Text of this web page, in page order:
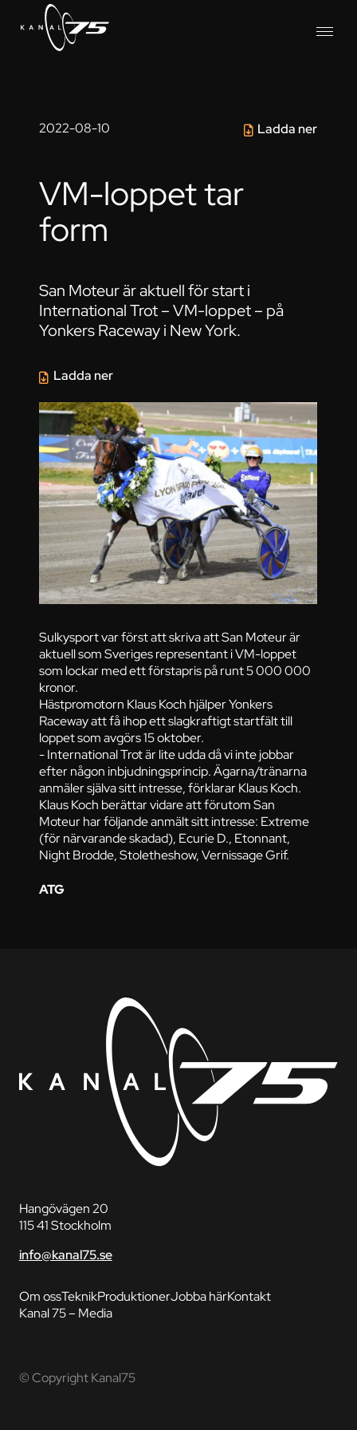
2022-08-10 Ladda ner
VM-loppet tar
form
San Moteur är aktuell för start i
International Trot – VM-loppet – på
Yonkers Raceway i New York.
Sulkysport var först att skriva att San Moteur är
aktuell som Sveriges representant i VM-loppet
som lockar med ett förstapris på runt 5 000 000
kronor.
Hästpromotorn Klaus Koch hjälper Yonkers
Raceway att få ihop ett slagkraftigt startfält till
loppet som avgörs 15 oktober.
- International Trot är lite udda då vi inte jobbar
efter någon inbjudningsprincip. Ägarna/tränarna
anmäler själva sitt intresse, förklarar Klaus Koch.
Klaus Koch berättar vidare att förutom San
Moteur har följande anmält sitt intresse: Extreme
(för närvarande skadad), Ecurie D., Etonnant,
Night Brodde, Stoletheshow, Vernissage Grif.
Ladda ner
ATG
Hangövägen 20
115 41 Stockholm
info@kanal75.se
Om ossTeknikProduktionerJobba härKontakt
Kanal 75 – Media
© Copyright Kanal75